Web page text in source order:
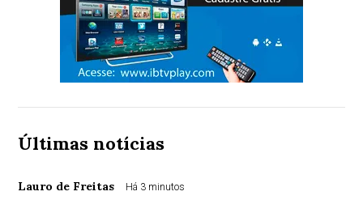
Últimas notícias
Lauro de Freitas Há 3 minutos